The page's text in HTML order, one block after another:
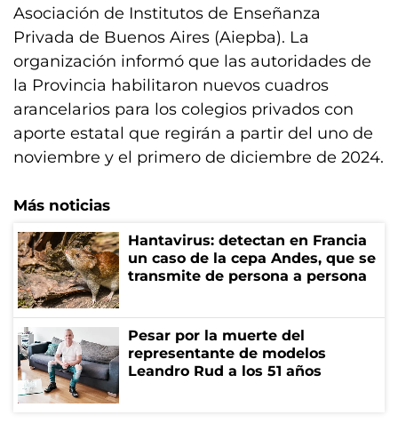
Asociación de Institutos de Enseñanza
Privada de Buenos Aires (Aiepba). La
organización informó que las autoridades de
la Provincia habilitaron nuevos cuadros
arancelarios para los colegios privados con
aporte estatal que regirán a partir del uno de
noviembre y el primero de diciembre de 2024.
Más noticias
Hantavirus: detectan en Francia
un caso de la cepa Andes, que se
transmite de persona a persona
Pesar por la muerte del
representante de modelos
Leandro Rud a los 51 años